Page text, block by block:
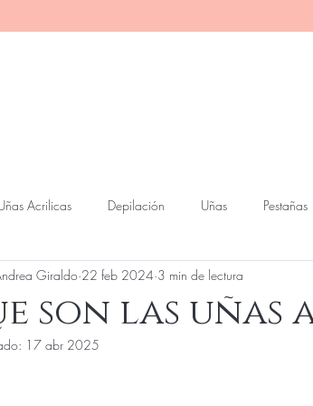
Acrilicas Depilación Uñas Pestañas
son las uñas
Giraldo 22 feb 2024 3 min de lectura
17 abr 2025